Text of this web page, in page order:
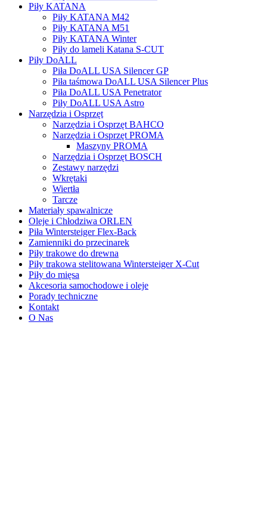
Piły KATANA
Piły KATANA M42
Piły KATANA M51
Piły KATANA Winter
Piły do lameli Katana S-CUT
Piły DoALL
Piła DoALL USA Silencer GP
Piła taśmowa DoALL USA Silencer Plus
Piła DoALL USA Penetrator
Piły DoALL USA Astro
Narzędzia i Osprzęt
Narzędzia i Osprzęt BAHCO
Narzędzia i Osprzęt PROMA
Maszyny PROMA
Narzędzia i Osprzęt BOSCH
Zestawy narzędzi
Wkrętaki
Wiertła
Tarcze
Materiały spawalnicze
Oleje i Chłodziwa ORLEN
Piła Wintersteiger Flex-Back
Zamienniki do przecinarek
Piły trakowe do drewna
Piły trakowa stelitowana Wintersteiger X-Cut
Piły do mięsa
Akcesoria samochodowe i oleje
Porady techniczne
Kontakt
O Nas